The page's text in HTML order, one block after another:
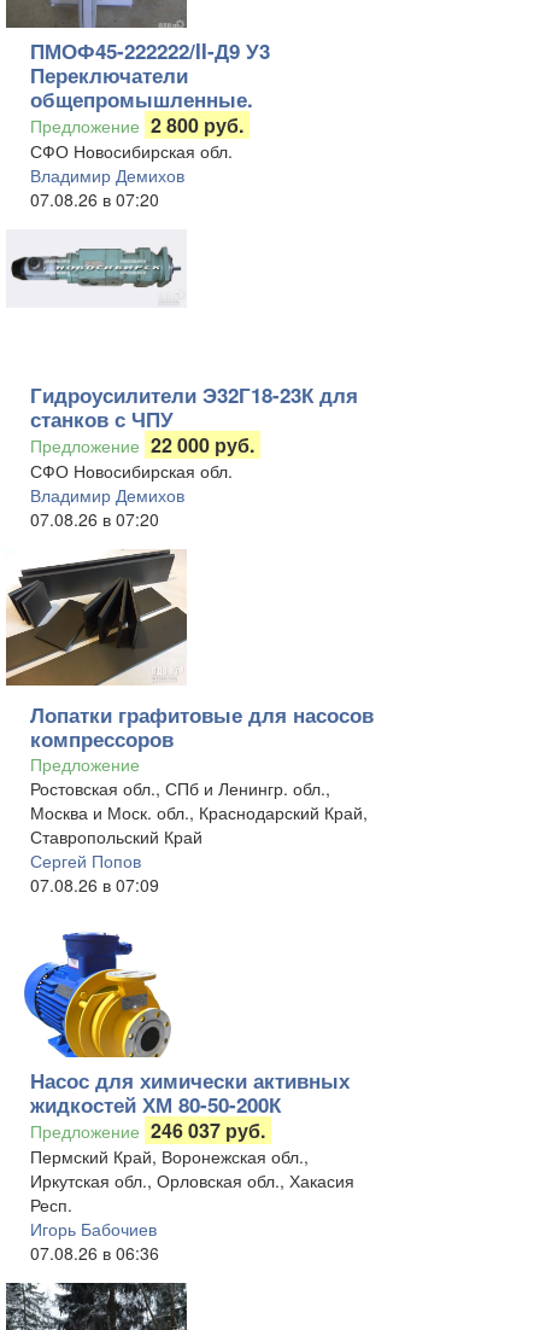
ПМОФ45-222222/II-Д9 У3
Переключатели
общепромышленные.
Предложение 2 800 руб.
СФО Новосибирская обл.
Владимир Демихов
07.08.26 в 07:20
Гидроусилители Э32Г18-23К для
станков с ЧПУ
Предложение 22 000 руб.
СФО Новосибирская обл.
Владимир Демихов
07.08.26 в 07:20
Лопатки графитовые для насосов
компрессоров
Предложение
Ростовская обл., СПб и Ленингр. обл.,
Москва и Моск. обл., Краснодарский Край,
Ставропольский Край
Сергей Попов
07.08.26 в 07:09
Насос для химически активных
жидкостей ХМ 80-50-200К
Предложение 246 037 руб.
Пермский Край, Воронежская обл.,
Иркутская обл., Орловская обл., Хакасия
Респ.
Игорь Бабочиев
07.08.26 в 06:36